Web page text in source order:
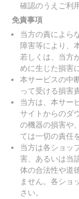
確認のうえご利
免責事項
当方の責によら
障害等により、
若しくは、当方
めに生じた損害
本サービスの中
って受ける損害
当方は、本サー
サイトからのダ
の機器の損害や
ては一切の責任
当方は各ショッ
害、あるいは当
体の合法性や道
ません。各ショ
さい。